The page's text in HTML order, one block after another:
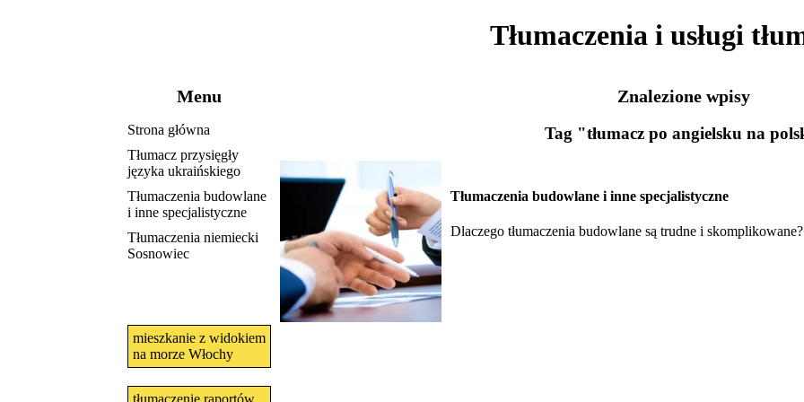
Tłumaczenia i usługi
Menu
Strona główna
Tłumacz przysięgły
języka ukraińskiego
Tłumaczenia budowlane
i inne specjalistyczne
Tłumaczenia niemiecki
Sosnowiec
mieszkanie z widokiem
na morze Włochy
tłumaczenie raportów
Znalezione wpisy
Tag "tłumacz po angielsku na
Tłumaczenia budowlane i inne specjalistyczne
Dlaczego tłumaczenia budowlane są trudne i skomplikowane?